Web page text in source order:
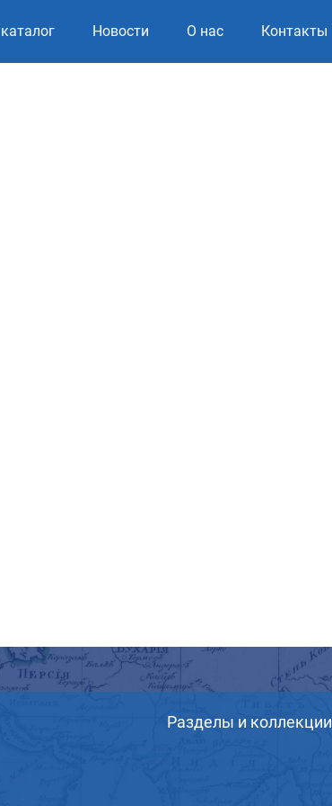
Новости О нас Контакты
Разделы и коллекции